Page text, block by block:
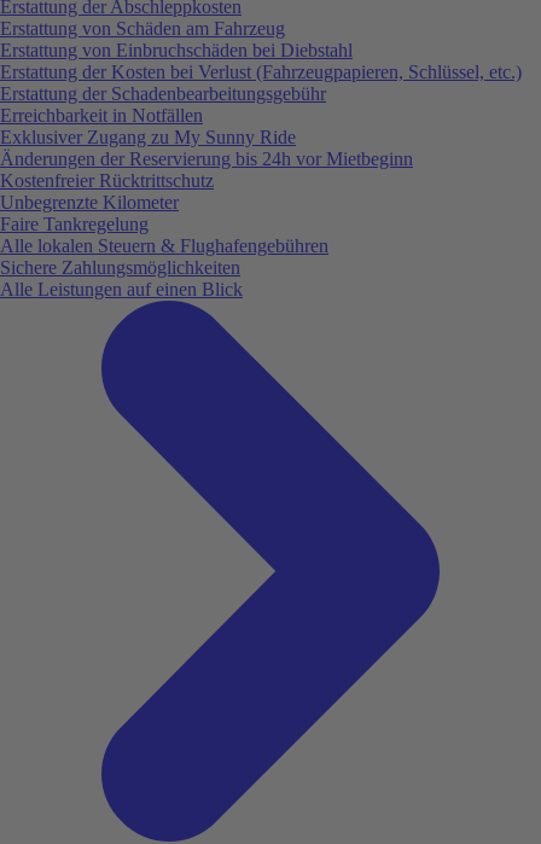
Erstattung der Abschleppkosten
Erstattung von Schäden am Fahrzeug
Erstattung von Einbruchschäden bei Diebstahl
Erstattung der Kosten bei Verlust (Fahrzeugpapieren, Schlüssel, etc.)
Erstattung der Schadenbearbeitungsgebühr
Erreichbarkeit in Notfällen
Exklusiver Zugang zu My Sunny Ride
Änderungen der Reservierung bis 24h vor Mietbeginn
Kostenfreier Rücktrittschutz
Unbegrenzte Kilometer
Faire Tankregelung
Alle lokalen Steuern & Flughafengebühren
Sichere Zahlungsmöglichkeiten
Alle Leistungen auf einen Blick